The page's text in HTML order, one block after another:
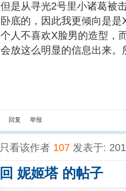
但是从寻光2号里小诸葛被
卧底的，因此我更倾向是
个人不喜欢X脸男的造型，
会放这么明显的信息出来
回复 举报
只看该作者 107 发表于:
回 妮姬塔 的帖子